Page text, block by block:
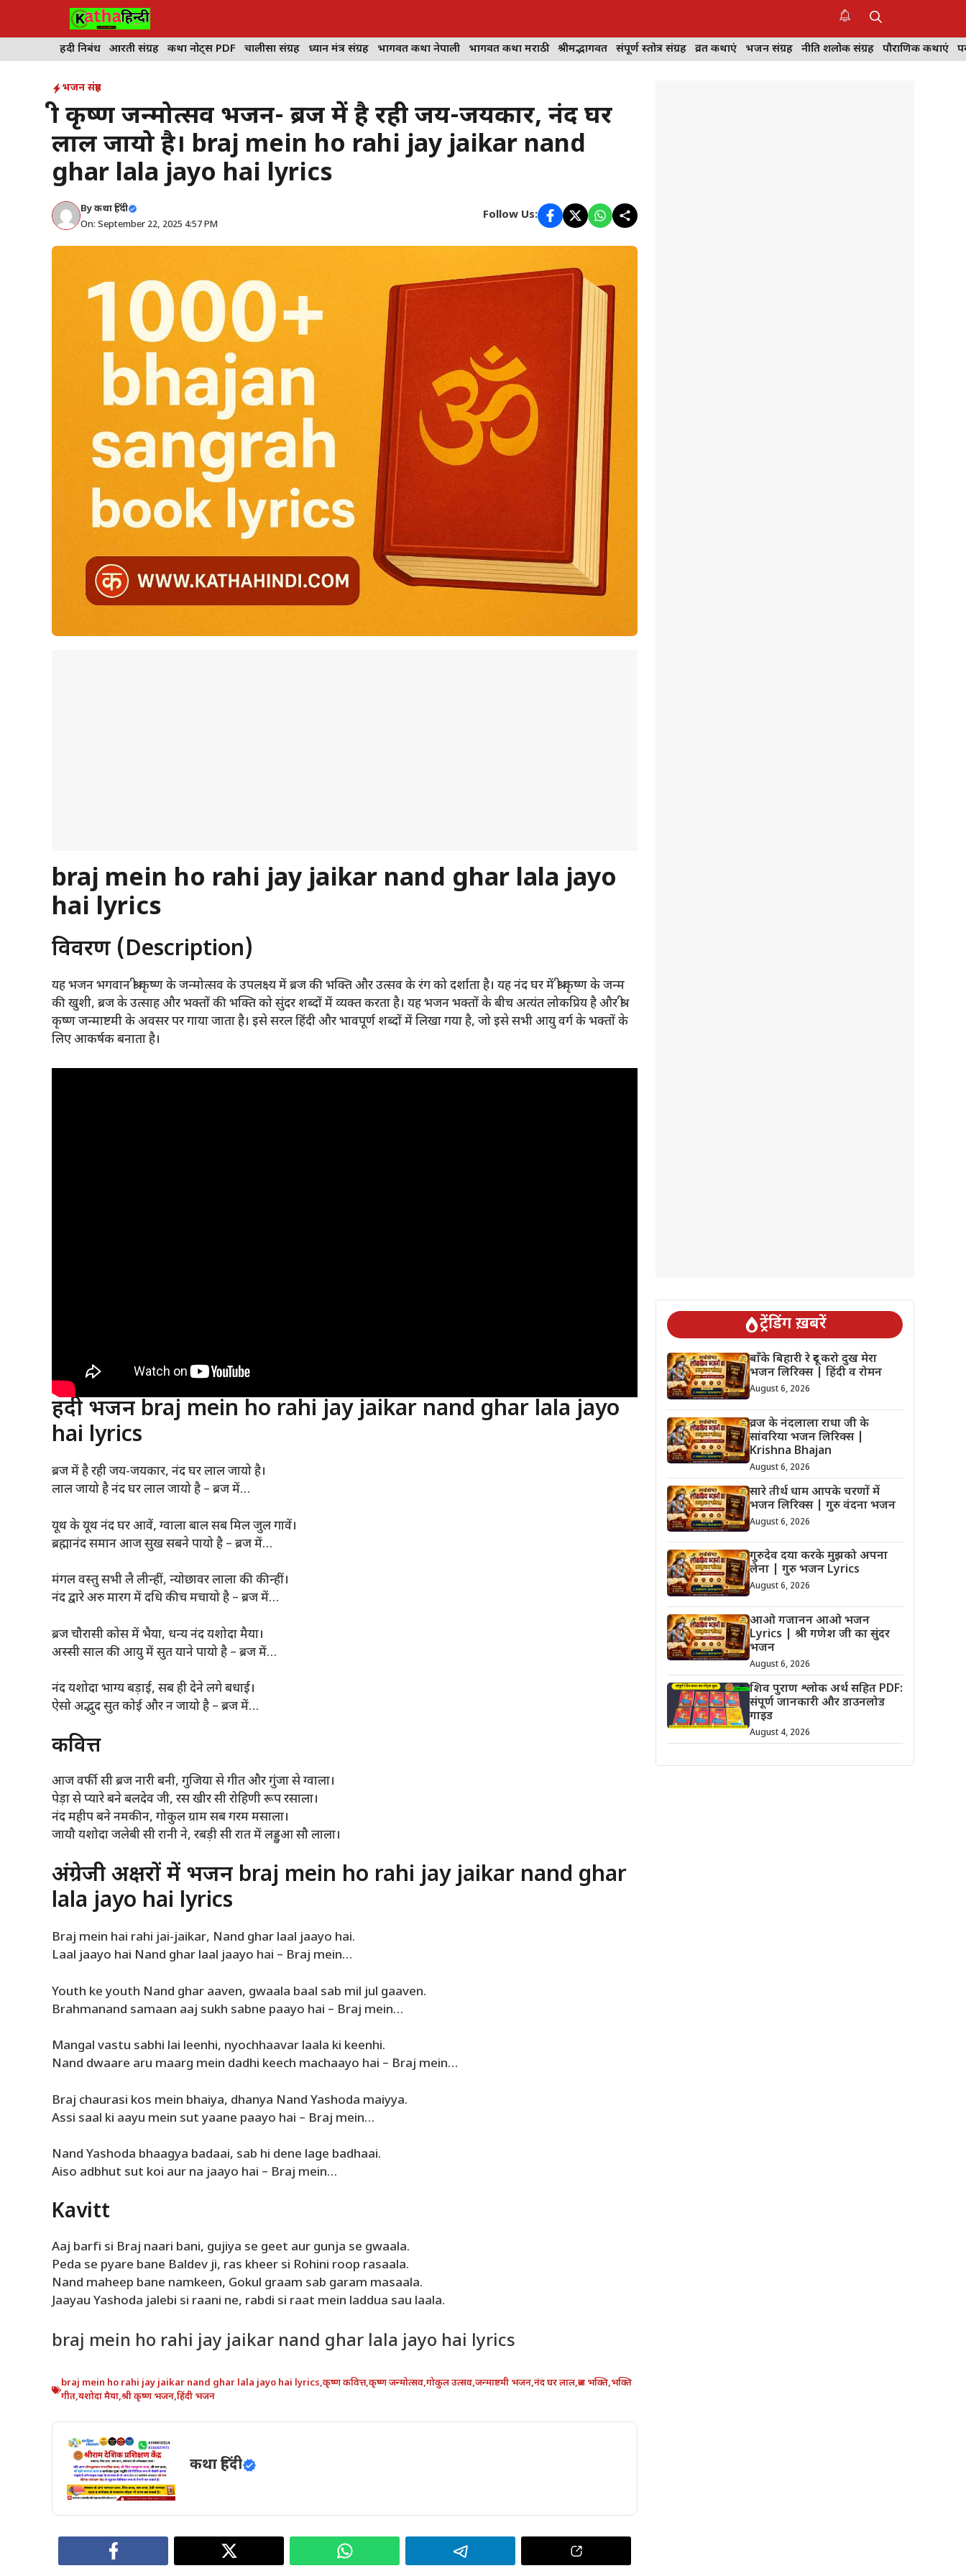
हिंदी निबंध आरती संग्रह कथा नोट्स PDF चालीसा संग्रह ध्यान मंत्र संग्रह भागवत कथा नेपाली भागवत कथा मराठी श्रीमद्भागवत संपूर्ण स्तोत्र संग्रह व्रत कथाएं भजन संग्रह नीति शलोक संग्रह पौराणिक कथाएं
भजन संग्रह
श्री कृष्ण जन्मोत्सव भजन- ब्रज में है रही जय-जयकार, नंद घर
लाल जायो है। braj mein ho rahi jay jaikar nand
ghar lala jayo hai lyrics
Byकथा हिंदी
On: September 22, 2025 4:57 PM
Follow Us:
braj mein ho rahi jay jaikar nand ghar lala jayo
hai lyrics
विवरण (Description)
यह भजन भगवान श्री कृष्ण के जन्मोत्सव के उपलक्ष्य में ब्रज की भक्ति और उत्सव के रंग को दर्शाता है। यह नंद घर में श्री कृष्ण के जन्म
की खुशी, ब्रज के उत्साह और भक्तों की भक्ति को सुंदर शब्दों में व्यक्त करता है। यह भजन भक्तों के बीच अत्यंत लोकप्रिय है और श्री
कृष्ण जन्माष्टमी के अवसर पर गाया जाता है। इसे सरल हिंदी और भावपूर्ण शब्दों में लिखा गया है, जो इसे सभी आयु वर्ग के भक्तों के
लिए आकर्षक बनाता है।
हिंदी भजन braj mein ho rahi jay jaikar nand ghar lala jayo
hai lyrics
ब्रज में है रही जय-जयकार, नंद घर लाल जायो है।
लाल जायो है नंद घर लाल जायो है – ब्रज में…
यूथ के यूथ नंद घर आवें, ग्वाला बाल सब मिल जुल गावें।
ब्रह्मानंद समान आज सुख सबने पायो है – ब्रज में…
मंगल वस्तु सभी लै लीन्हीं, न्योछावर लाला की कीन्हीं।
नंद द्वारे अरु मारग में दधि कीच मचायो है – ब्रज में…
ब्रज चौरासी कोस में भैया, धन्य नंद यशोदा मैया।
अस्सी साल की आयु में सुत याने पायो है – ब्रज में…
नंद यशोदा भाग्य बड़ाई, सब ही देने लगे बधाई।
ऐसो अद्भुद सुत कोई और न जायो है – ब्रज में…
कवित्त
आज वर्फी सी ब्रज नारी बनी, गुजिया से गीत और गुंजा से ग्वाला।
पेड़ा से प्यारे बने बलदेव जी, रस खीर सी रोहिणी रूप रसाला।
नंद महीप बने नमकीन, गोकुल ग्राम सब गरम मसाला।
जायौ यशोदा जलेबी सी रानी ने, रबड़ी सी रात में लड्डुआ सौ लाला।
अंग्रेजी अक्षरों में भजन braj mein ho rahi jay jaikar nand ghar
lala jayo hai lyrics
Braj mein hai rahi jai-jaikar, Nand ghar laal jaayo hai.
Laal jaayo hai Nand ghar laal jaayo hai – Braj mein…
Youth ke youth Nand ghar aaven, gwaala baal sab mil jul gaaven.
Brahmanand samaan aaj sukh sabne paayo hai – Braj mein…
Mangal vastu sabhi lai leenhi, nyochhaavar laala ki keenhi.
Nand dwaare aru maarg mein dadhi keech machaayo hai – Braj mein…
Braj chaurasi kos mein bhaiya, dhanya Nand Yashoda maiyya.
Assi saal ki aayu mein sut yaane paayo hai – Braj mein…
Nand Yashoda bhaagya badaai, sab hi dene lage badhaai.
Aiso adbhut sut koi aur na jaayo hai – Braj mein…
Kavitt
Aaj barfi si Braj naari bani, gujiya se geet aur gunja se gwaala.
Peda se pyare bane Baldev ji, ras kheer si Rohini roop rasaala.
Nand maheep bane namkeen, Gokul graam sab garam masaala.
Jaayau Yashoda jalebi si raani ne, rabdi si raat mein laddua sau laala.
braj mein ho rahi jay jaikar nand ghar lala jayo hai lyrics
braj mein ho rahi jay jaikar nand ghar lala jayo hai lyrics,कृष्ण कवित्त,कृष्ण जन्मोत्सव,गोकुल उत्सव,जन्माष्टमी भजन,नंद घर लाल,ब्रज भक्ति,भक्ति
गीत,यशोदा मैया,श्री कृष्ण भजन,हिंदी भजन
कथा हिंदी
ट्रेंडिंग ख़बरें
बाँके बिहारी रे दूर करो दुख मेरा
भजन लिरिक्स | हिंदी व रोमन
August 6, 2026
व्रज के नंदलाला राधा जी के
सांवरिया भजन लिरिक्स |
Krishna Bhajan
August 6, 2026
सारे तीर्थ धाम आपके चरणों में
भजन लिरिक्स | गुरु वंदना भजन
August 6, 2026
गुरुदेव दया करके मुझको अपना
लेना | गुरु भजन Lyrics
August 6, 2026
आओ गजानन आओ भजन
Lyrics | श्री गणेश जी का सुंदर
भजन
August 6, 2026
शिव पुराण श्लोक अर्थ सहित PDF:
संपूर्ण जानकारी और डाउनलोड
गाइड
August 4, 2026